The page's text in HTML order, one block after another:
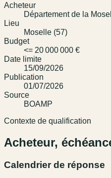
Acheteur
Département de la
Lieu
Moselle (57)
Budget
<= 20 000 000 €
Date limite
15/09/2026
Publication
01/07/2026
Source
BOAMP
Contexte de qualification
Acheteur,
Calendrier de réponse